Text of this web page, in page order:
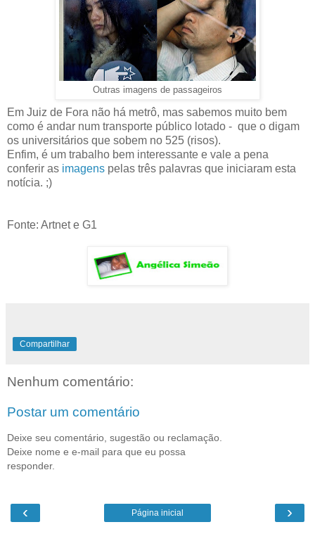
Outras imagens de passageiros
Em Juiz de Fora não há metrô, mas sabemos muito bem
como é andar num transporte público lotado - que o digam
os universitários que sobem no 525 (risos).
Enfim, é um trabalho bem interessante e vale a pena
conferir as imagens pelas três palavras que iniciaram esta
notícia. ;)
Fonte: Artnet e G1
Compartilhar
Nenhum comentário:
Postar um comentário
Deixe seu comentário, sugestão ou reclamação.
Deixe nome e e-mail para que eu possa
responder.
‹ ›
Página inicial